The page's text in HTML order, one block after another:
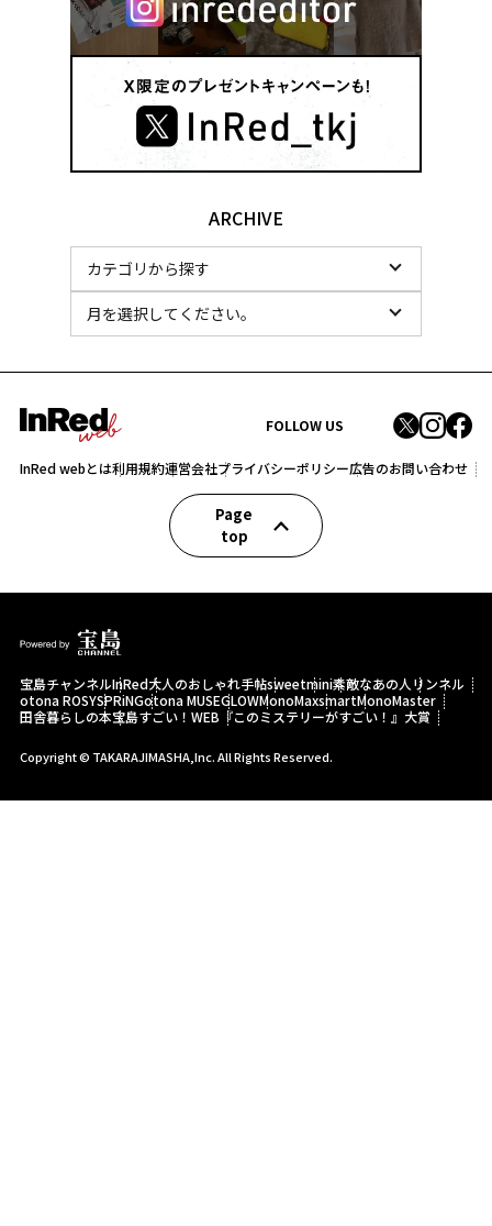
ARCHIVE
FOLLOW US
InRed webとは利用規約運営会社プライバシーポリシー広告のお問い合わせ
Page
top
宝島チャンネルInRed大人のおしゃれ手帖sweetmini素敵なあの人 リンネル
otona ROSYSPRiNGotona MUSEGLOWMonoMaxsmartMonoMaster
田舎暮らしの本宝島すごい！WEB 『このミステリーがすごい！』大賞
Copyright © TAKARAJIMASHA,Inc. All Rights Reserved.